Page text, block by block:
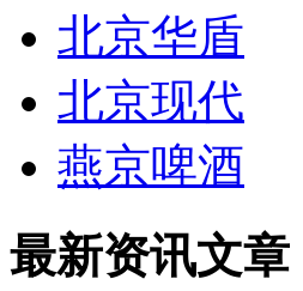
北京华盾
北京现代
燕京啤酒
最新资讯文章